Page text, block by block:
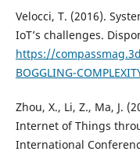
Velocci, T. (2016).
IoT’s challenges.
https://
BOGGLING-
Zhou, X., Li, Z., Ma, J.
Internet of Things
International